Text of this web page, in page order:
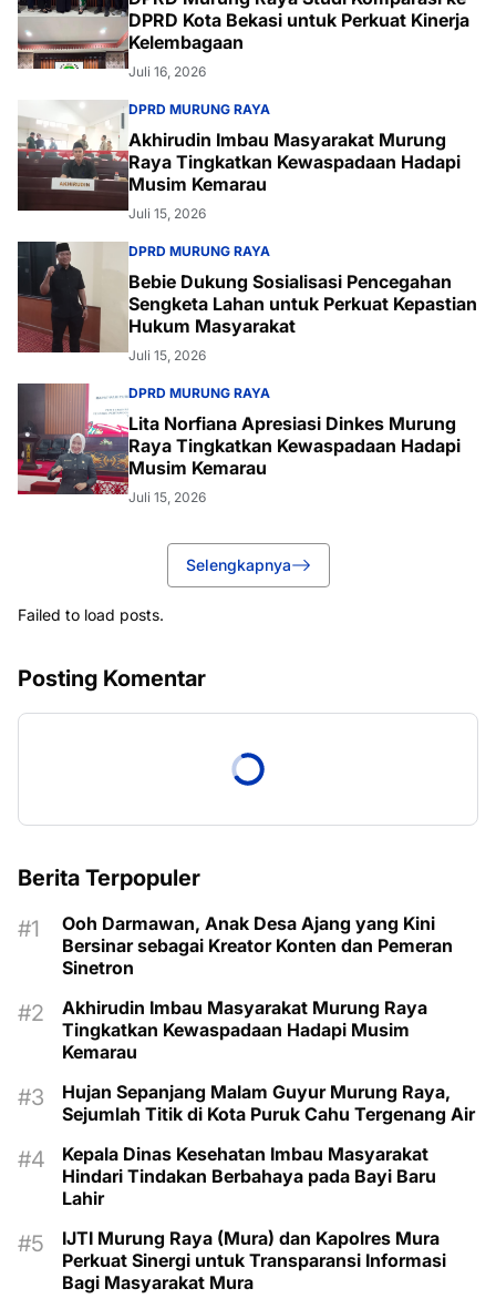
DPRD Kota Bekasi untuk Perkuat Kinerja
Kelembagaan
Juli 16, 2026
DPRD MURUNG RAYA
Akhirudin Imbau Masyarakat Murung
Raya Tingkatkan Kewaspadaan Hadapi
Musim Kemarau
Juli 15, 2026
DPRD MURUNG RAYA
Bebie Dukung Sosialisasi Pencegahan
Sengketa Lahan untuk Perkuat Kepastian
Hukum Masyarakat
Juli 15, 2026
DPRD MURUNG RAYA
Lita Norfiana Apresiasi Dinkes Murung
Raya Tingkatkan Kewaspadaan Hadapi
Musim Kemarau
Juli 15, 2026
Selengkapnya
Failed to load posts.
Posting Komentar
Berita Terpopuler
Ooh Darmawan, Anak Desa Ajang yang Kini
Bersinar sebagai Kreator Konten dan Pemeran
Sinetron
Akhirudin Imbau Masyarakat Murung Raya
Tingkatkan Kewaspadaan Hadapi Musim
Kemarau
Hujan Sepanjang Malam Guyur Murung Raya,
Sejumlah Titik di Kota Puruk Cahu Tergenang Air
Kepala Dinas Kesehatan Imbau Masyarakat
Hindari Tindakan Berbahaya pada Bayi Baru
Lahir
IJTI Murung Raya (Mura) dan Kapolres Mura
Perkuat Sinergi untuk Transparansi Informasi
Bagi Masyarakat Mura